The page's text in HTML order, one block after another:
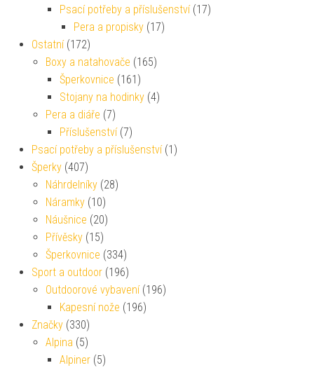
Psací potřeby a příslušenství (17)
Pera a propisky (17)
Ostatní (172)
Boxy a natahovače (165)
Šperkovnice (161)
Stojany na hodinky (4)
Pera a diáře (7)
Příslušenství (7)
Psací potřeby a příslušenství (1)
Šperky (407)
Náhrdelníky (28)
Náramky (10)
Náušnice (20)
Přívěsky (15)
Šperkovnice (334)
Sport a outdoor (196)
Outdoorové vybavení (196)
Kapesní nože (196)
Značky (330)
Alpina (5)
Alpiner (5)